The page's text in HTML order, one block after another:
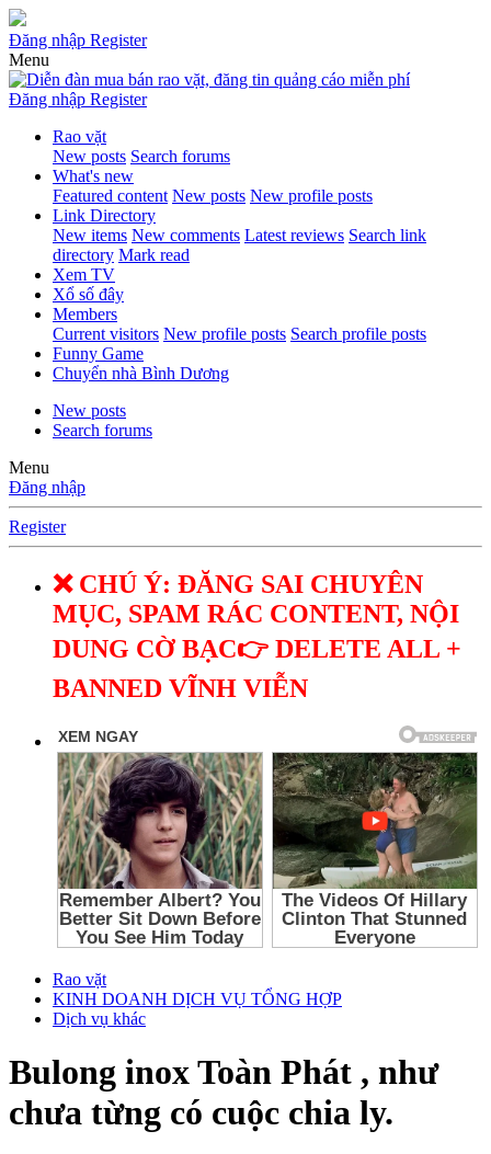
Đăng nhập Register
Menu
Đăng nhập Register
Rao vặt
New posts Search forums
What's new
Featured content New posts New profile posts
Link Directory
New items New comments Latest reviews Search link
directory Mark read
Xem TV
Xổ số đây
Members
Current visitors New profile posts Search profile posts
Funny Game
Chuyển nhà Bình Dương
New posts
Search forums
Menu
Đăng nhập
Register
❌ CHÚ Ý: ĐĂNG SAI CHUYÊN
MỤC, SPAM RÁC CONTENT, NỘI
DUNG CỜ BẠC👉 DELETE ALL +
BANNED VĨNH VIỄN
Rao vặt
KINH DOANH DỊCH VỤ TỔNG HỢP
Dịch vụ khác
Bulong inox Toàn Phát , như
chưa từng có cuộc chia ly.